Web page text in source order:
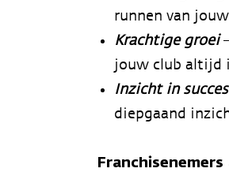
runnen van
Krachtige groei
jouw club altijd
Inzicht in
diepgaand